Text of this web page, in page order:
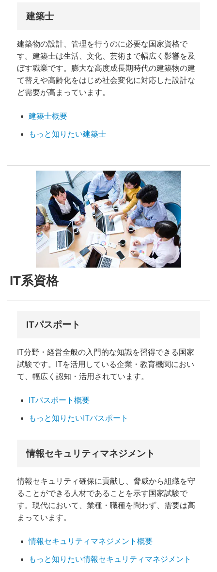
建築士
建築物の設計、管理を行うのに必要な国家資格で
す。建築士は生活、文化、芸術まで幅広く影響を及
ぼす職業です。膨大な高度成長期時代の建築物の建
て替えや高齢化をはじめ社会変化に対応した設計な
ど需要が高まっています。
建築士概要
もっと知りたい建築士
IT系資格
ITパスポート
IT分野・経営全般の入門的な知識を習得できる国家
試験です。ITを活用している企業・教育機関におい
て、幅広く認知・活用されています。
ITパスポート概要
もっと知りたいITパスポート
情報セキュリティマネジメント
情報セキュリティ確保に貢献し、脅威から組織を守
ることができる人材であることを示す国家試験で
す。現代において、業種・職種を問わず、需要は高
まっています。
情報セキュリティマネジメント概要
もっと知りたい情報セキュリティマネジメント